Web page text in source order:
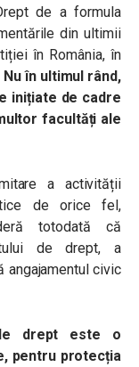
de a formula
din ultimii
în România, în
Nu în ultimul rând,
inițiate de cadre
facultăți ale
a activității
de orice fel,
totodată că
de drept, a
angajamentul civic
drept este o
pentru protecția